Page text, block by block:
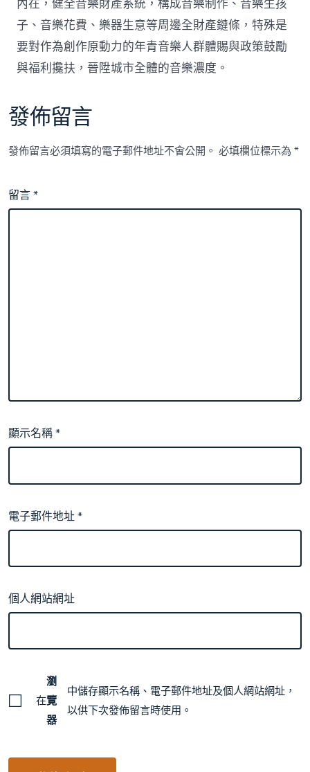
內在，健全音樂財產系統，構成音樂制作、音樂生孩
子、音樂花費、樂器生意等周邊全財產鏈條，特殊是
要對作為創作原動力的年青音樂人群體賜與政策鼓勵
與福利攙扶，晉陞城市全體的音樂濃度。
發佈留言
發佈留言必須填寫的電子郵件地址不會公開。 必填欄位標示為*
留言*
顯示名稱*
電子郵件地址*
個人網站網址
在
瀏
覽
器
中儲存顯示名稱、電子郵件地址及個人網站網址，
以供下次發佈留言時使用。